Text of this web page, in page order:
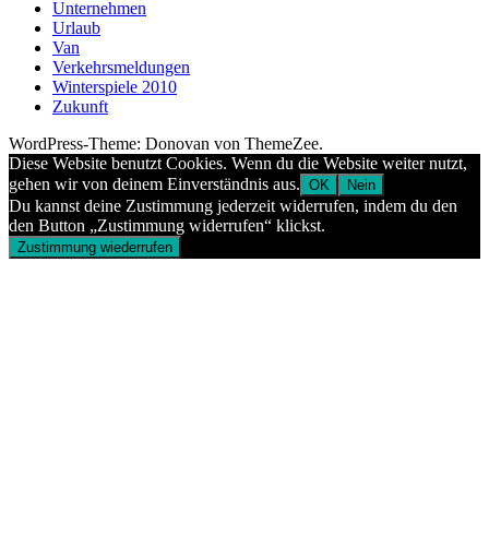
Unternehmen
Urlaub
Van
Verkehrsmeldungen
Winterspiele 2010
Zukunft
WordPress-Theme: Donovan von ThemeZee.
Diese Website benutzt Cookies. Wenn du die Website weiter nutzt,
gehen wir von deinem Einverständnis aus. OK Nein
Du kannst deine Zustimmung jederzeit widerrufen, indem du den
den Button „Zustimmung widerrufen“ klickst.
Zustimmung wiederrufen